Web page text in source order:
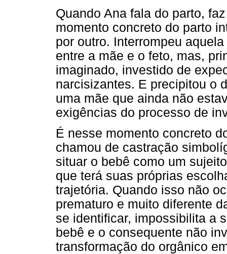
Quando Ana fala do parto,
momento concreto do parto
por outro. Interrompeu
entre a mãe e o feto, mas,
imaginado, investido de
narcisizantes. E precipitou o
uma mãe que ainda não
exigências do processo de
É nesse momento concreto
chamou de castração
situar o bebê como um
que terá suas próprias
trajetória. Quando isso não
prematuro e muito diferente
se identificar, impossibilita a
bebê e o consequente não
transformação do orgânico